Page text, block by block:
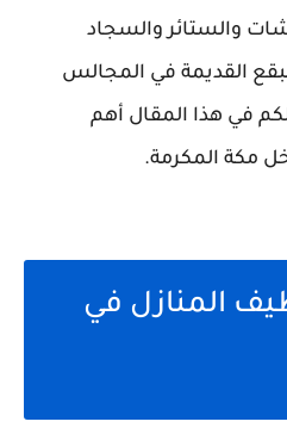
والستائر والسجاد
القديمة في المجالس
في هذا المقال أهم
مكة المكرمة.
المنازل في